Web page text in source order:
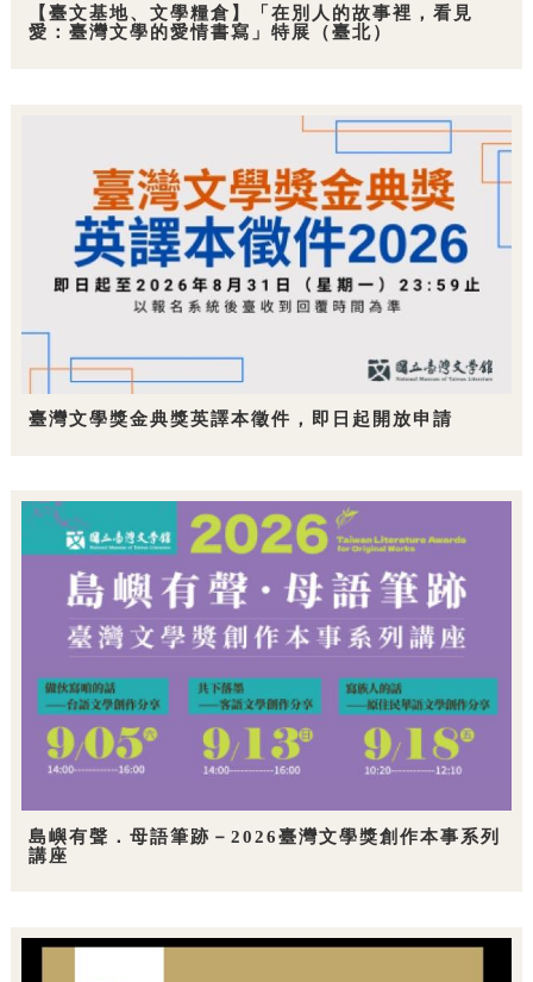
【臺文基地、文學糧倉】「在別人的故事裡，看見
愛：臺灣文學的愛情書寫」特展（臺北）
臺灣文學獎金典獎英譯本徵件，即日起開放申請
島嶼有聲．母語筆跡－2026臺灣文學獎創作本事系列
講座